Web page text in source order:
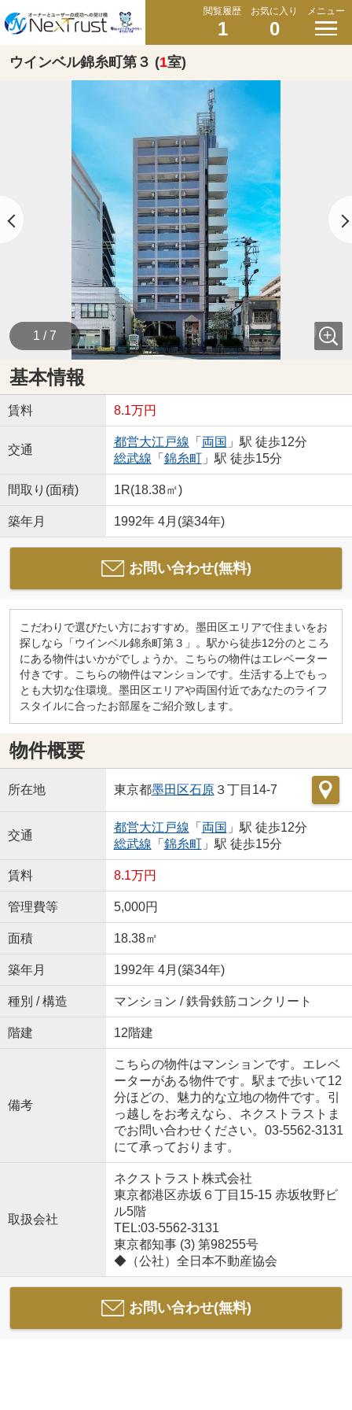
閲覧履歴
1
お気に入り
0
メニュー
ウインベル錦糸町第３ (1室)
1 / 7
基本情報
賃料 8.1万円
交通
都営大江戸線 「 両国 」駅 徒歩12分
総武線 「 錦糸町」駅 徒歩15分
間取り(面積) 1R(18.38㎡)
築年月 1992年 4月(築34年)
お問い合わせ(無料)
こだわりで選びたい方におすすめ。墨田区エリアで住まいをお
探しなら「ウインベル錦糸町第３」。駅から徒歩12分のところ
にある物件はいかがでしょうか。こちらの物件はエレベーター
付きです。こちらの物件はマンションです。生活する上でもっ
とも大切な住環境。墨田区エリアや両国付近であなたのライフ
スタイルに合ったお部屋をご紹介致します。
物件概要
所在地 東京都墨田区石原３丁目14-7
交通
都営大江戸線 「 両国 」駅 徒歩12分
総武線 「 錦糸町」駅 徒歩15分
賃料 8.1万円
管理費等 5,000円
面積 18.38㎡
築年月 1992年 4月(築34年)
種別 / 構造 マンション / 鉄骨鉄筋コンクリート
階建 12階建
備考
こちらの物件はマンションです。エレベ
ーターがある物件です。駅まで歩いて12
分ほどの、魅力的な立地の物件です。引
っ越しをお考えなら、ネクストラストま
でお問い合わせください。03-5562-3131
にて承っております。
取扱会社
ネクストラスト株式会社
東京都港区赤坂６丁目15-15 赤坂牧野ビ
ル5階
TEL:03-5562-3131
東京都知事 (3) 第98255号
◆（公社）全日本不動産協会
お問い合わせ(無料)